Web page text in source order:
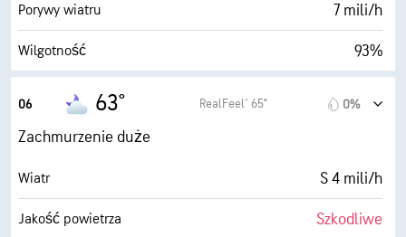
Porywy wiatru 7 mili/h
Wilgotność 93%
Punkt rosy
AccuLumen Brightness Index™
Zachmurzenie 67%
Widoczność 5 mili
06 63° RealFeel® 65° 0%
Zachmurzenie duże
Wiatr S 4 mili/h
Jakość powietrza Szkodliwe